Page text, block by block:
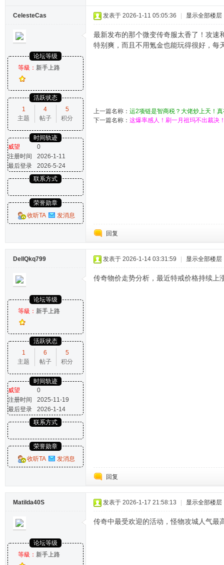
坛
CelesteCas
论坛等级
等級： 新手上路
活跃状态
1
主题
4
帖子
5
积分
时间轨迹
威望
0
注册时间
2026-1-11
最后登录
2026-5-24
联系方式
荣誉勋章
收听TA
发消息
发表于 2026-1-11 05:05:36 显示全部楼层
最新发布的那个微变传奇服太香了！攻速
特别爽，而且不用氪金也能玩得很好，每
上一篇名称： 运2项链是智商税？大佬炒上天！
下一篇名称： 这爆率感人！刷一月祖玛不出裁决
回复
DellQkq799
论坛等级
等級： 新手上路
活跃状态
1
主题
6
帖子
5
积分
时间轨迹
威望
0
注册时间
2025-11-19
最后登录
2026-1-14
联系方式
荣誉勋章
收听TA
发消息
发表于 2026-1-14 03:31:59 显示全部楼层
传奇物价走势分析，最近特戒价格持续上
回复
Matilda40S
论坛等级
等級： 新手上路
发表于 2026-1-17 21:58:13 显示全部楼层
传奇中最受欢迎的活动，怪物攻城人气最